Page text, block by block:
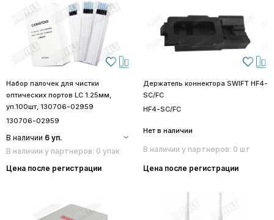
Набор палочек для чистки
оптических портов LC 1.25мм,
уп.100шт, 130706-02959
130706-02959
В наличии 6 уп.
В наличии у партнеров: 0 упак
Цена после регистрации
Держатель коннектора SWIFT HF4-
SC/FC
HF4-SC/FC
Нет в наличии
В наличии у партнеров: 0 шт
Цена после регистрации